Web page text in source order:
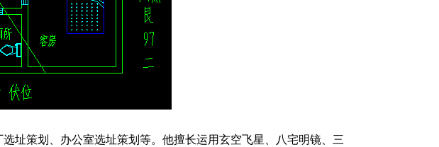
址策划、办公室选址策划等。他擅长运用玄空飞星、八宅明镜、三